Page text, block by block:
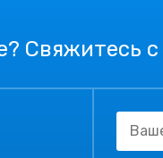
Свяжитесь